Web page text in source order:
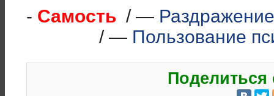
- Самость / — Раздражение
/ — Пользование
Поделиться